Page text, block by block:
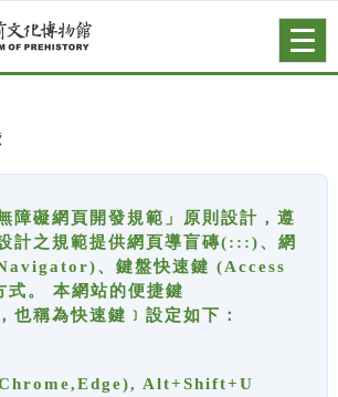
障礙網頁開發規範」原則設計，遵
計之規範提供網頁導盲磚(:::)、網
、鍵盤快速鍵 (Access
。 本網站的便捷鍵
也稱為快速鍵﹞設定如下：
Alt+Shift+U